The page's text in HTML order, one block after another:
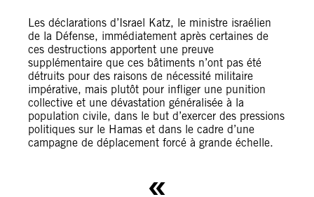
Les déclarations d’Israel Katz, le ministre israélien
de la Défense, immédiatement après certaines de
ces destructions apportent une preuve
supplémentaire que ces bâtiments n’ont pas été
détruits pour des raisons de nécessité militaire
impérative, mais plutôt pour infliger une punition
collective et une dévastation généralisée à la
population civile, dans le but d’exercer des pressions
politiques sur le Hamas et dans le cadre d’une
campagne de déplacement forcé à grande échelle.